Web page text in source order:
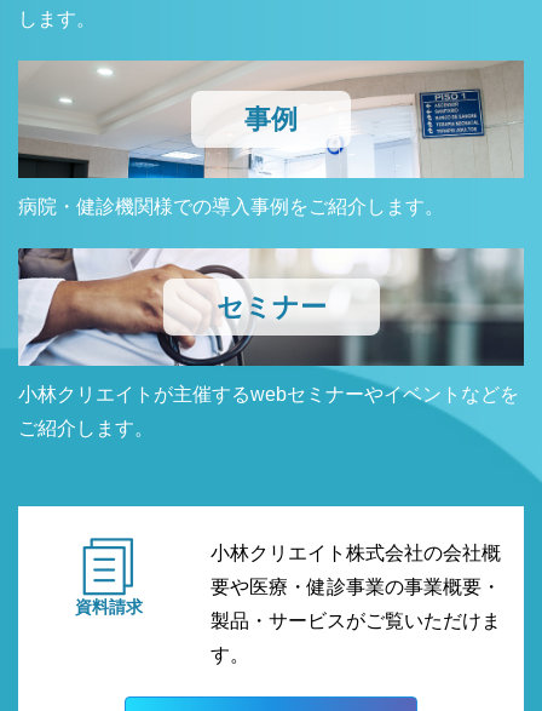
します。
事例
病院・健診機関様での導入事例をご紹介します。
セミナー
小林クリエイトが主催するwebセミナーやイベントなどを
ご紹介します。
資料請求
小林クリエイト株式会社の会社概
要や医療・健診事業の事業概要・
製品・サービスがご覧いただけま
す。